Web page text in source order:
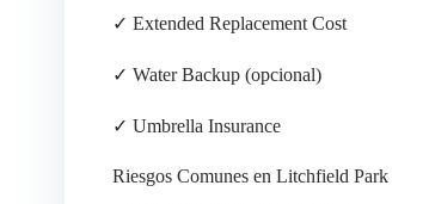
✓ Extended Replacement Cost
✓ Water Backup (opcional)
✓ Umbrella Insurance
Riesgos Comunes en Litchfield Park